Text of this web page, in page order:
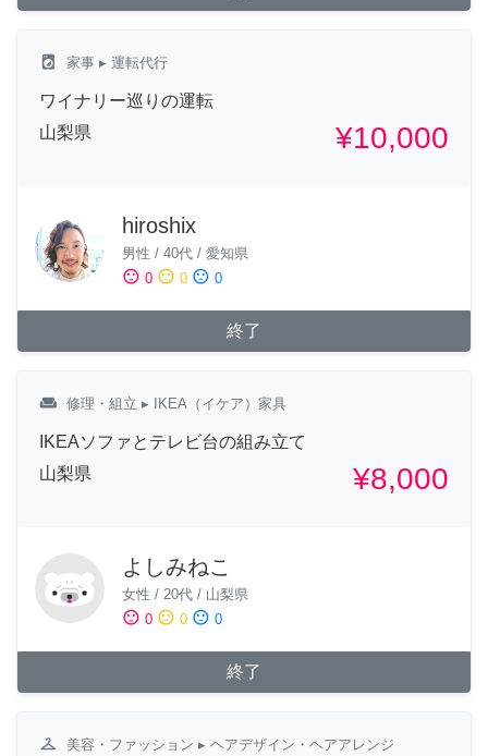
local_laundry_service 家事 ▸ 運転代行
ワイナリー巡りの運転
山梨県
¥10,000
hiroshix
男性 / 40代 / 愛知県
sentiment_satisfied 0 sentiment_neutral 0 sentiment_dissatisfied 0
終了
weekend 修理・組立 ▸ IKEA（イケア）家具
IKEAソファとテレビ台の組み立て
山梨県
¥8,000
よしみねこ
女性 / 20代 / 山梨県
sentiment_satisfied 0 sentiment_neutral 0 sentiment_dissatisfied 0
終了
checkroom 美容・ファッション ▸ ヘアデザイン・ヘアアレンジ